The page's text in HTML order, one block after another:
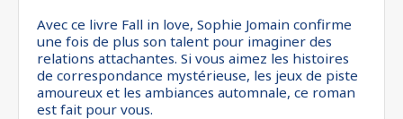
Avec ce livre Fall in love, Sophie Jomain confirme
une fois de plus son talent pour imaginer des
relations attachantes. Si vous aimez les histoires
de correspondance mystérieuse, les jeux de piste
amoureux et les ambiances automnale, ce roman
est fait pour vous.